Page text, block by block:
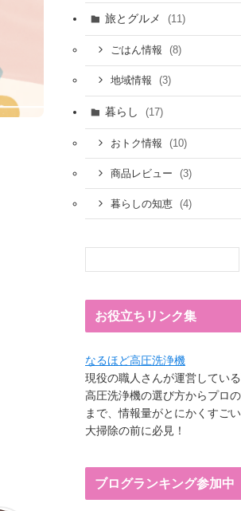
旅とグルメ (11)
ごはん情報 (8)
地域情報 (3)
暮らし (17)
おトク情報 (10)
商品レビュー (3)
暮らしの知恵 (4)
お役立ちリンク集
なるほど高圧洗浄機
現役の職人さんが運営している
高圧洗浄機の選び方からプロ
まで、情報量がとにかくすごい
大掃除の前に必見！
ブログランキング参加中